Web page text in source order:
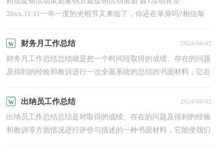
20xx.11.11一年一度的光棍节又来临了，你还在单身吗?相信每
身...
财务月工作总结 2024-06-02
财务月工作总结总结就是把一个时间段取得的成绩、存在的问题
及得到的经验和教训进行一次全面系统的总结的书面材料，它在
出纳员工作总结 2024-06-02
出纳员工作总结总结是对取得的成绩、存在的问题及得到的经验
和教训等方面情况进行评价与描述的一种书面材料，它能使我们